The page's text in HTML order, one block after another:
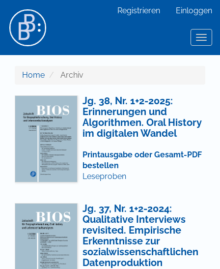
Hauptinhalt
Sidebar
Registrieren Einloggen
Home Archiv
Jg. 38, Nr. 1+2-2025:
Erinnerungen und
Algorithmen. Oral History
im digitalen Wandel
Printausgabe oder Gesamt-PDF
bestellen
Leseproben
Jg. 37, Nr. 1+2-2024:
Qualitative Interviews
revisited. Empirische
Erkenntnisse zur
sozialwissenschaftlichen
Datenproduktion